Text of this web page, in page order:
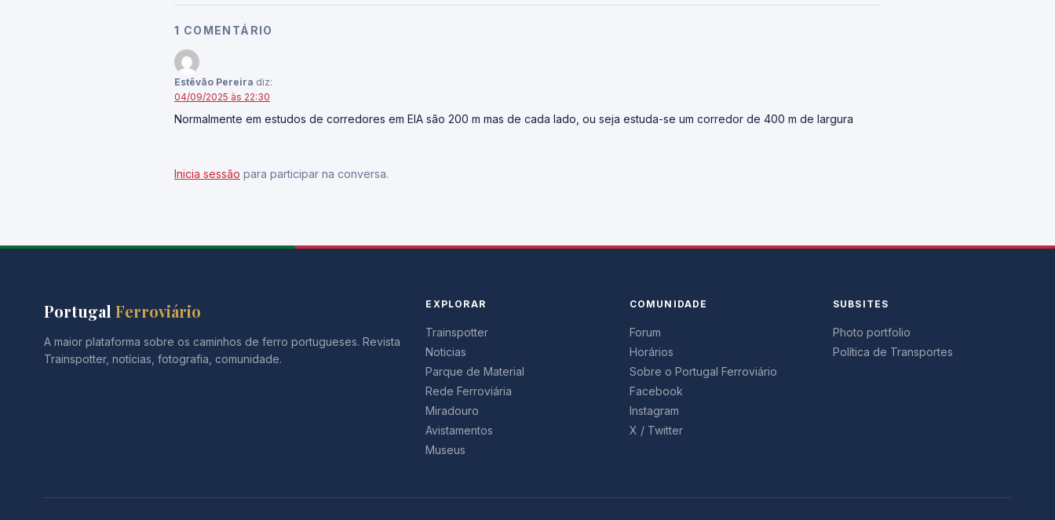
1 COMENTÁRIO
Estêvão Pereira diz:
04/09/2025 às 22:30
Normalmente em estudos de corredores em EIA são 200 m mas de cada lado, ou seja estuda-se um corredor de 400 m de largura
Inicia sessão para participar na conversa.
Portugal Ferroviário
A maior plataforma sobre os caminhos de ferro portugueses. Revista
Trainspotter, notícias, fotografia, comunidade.
EXPLORAR
Trainspotter
Noticias
Parque de Material
Rede Ferroviária
Miradouro
Avistamentos
Museus
COMUNIDADE
Forum
Horários
Sobre o Portugal Ferroviário
Facebook
Instagram
X / Twitter
SUBSITES
Photo portfolio
Política de Transportes